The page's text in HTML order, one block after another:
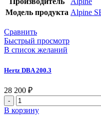
Модель продукта Alpine
Сравнить
Быстрый просмотр
В список желаний
Hertz DBA 200.3
28 200 ₽
В корзину